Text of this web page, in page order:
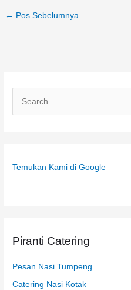
← Pos Sebelumnya
u
:
Temukan Kami di Google
Piranti Catering
Pesan Nasi Tumpeng
Catering Nasi Kotak